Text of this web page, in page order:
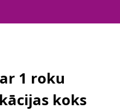
1 roku
koks